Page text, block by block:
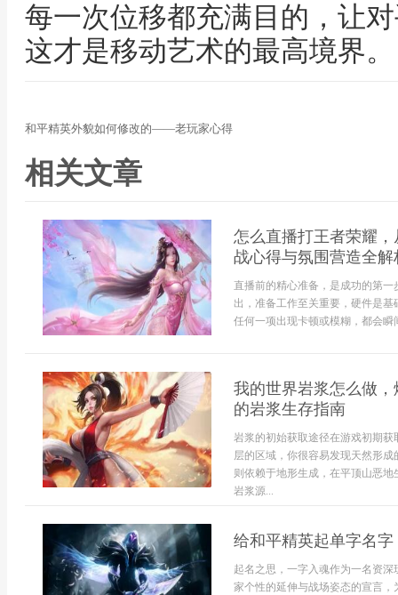
每一次位移都充满目的，让
这才是移动艺术的最高境界。
和平精英外貌如何修改的——老玩家心得
相关文章
怎么直播打王者荣耀
战心得与氛围营造全解
直播前的精心准备，是成功的第
出，准备工作至关重要，硬件是
任何一项出现卡顿或模糊，都会瞬
我的世界岩浆怎么做
的岩浆生存指南
岩浆的初始获取途径在游戏初期
层的区域，你很容易发现天然形
则依赖于地形生成，在平顶山恶
岩浆源...
给和平精英起单字名
起名之思，一字入魂作为一名资
家个性的延伸与战场姿态的宣言